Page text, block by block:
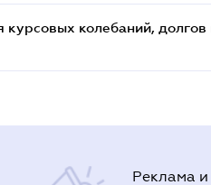
курсовых колебаний,
Реклама и